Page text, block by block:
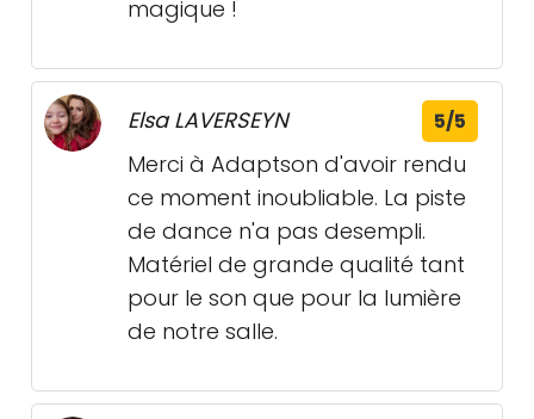
magique !
Elsa LAVERSEYN 5/5
Merci à Adaptson d'avoir rendu
ce moment inoubliable. La piste
de dance n'a pas desempli.
Matériel de grande qualité tant
pour le son que pour la lumière
de notre salle.